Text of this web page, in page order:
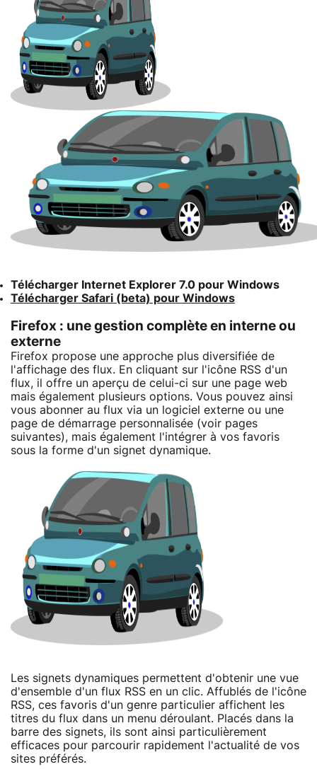
Télécharger Internet Explorer 7.0 pour Windows
Télécharger Safari (beta) pour Windows
Firefox : une gestion complète en interne ou
externe
Firefox propose une approche plus diversifiée de
l'affichage des flux. En cliquant sur l'icône RSS d'un
flux, il offre un aperçu de celui-ci sur une page web
mais également plusieurs options. Vous pouvez ainsi
vous abonner au flux via un logiciel externe ou une
page de démarrage personnalisée (voir pages
suivantes), mais également l'intégrer à vos favoris
sous la forme d'un signet dynamique.
Les signets dynamiques permettent d'obtenir une vue
d'ensemble d'un flux RSS en un clic. Affublés de l'icône
RSS, ces favoris d'un genre particulier affichent les
titres du flux dans un menu déroulant. Placés dans la
barre des signets, ils sont ainsi particulièrement
efficaces pour parcourir rapidement l'actualité de vos
sites préférés.